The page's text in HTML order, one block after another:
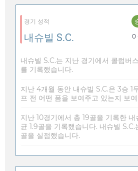
경기 성적
내슈빌 S.C. 0
내슈빌 S.C.는 지난 경기에서 콜럼버
를 기록했습니다.
지난 4개월 동안 내슈빌 S.C.은 3승 1
프 전 어떤 폼을 보여주고 있는지 보
지난 10경기에서 총 19골을 기록한 내
균 1.9골을 기록했습니다. 내슈빌
골을 실점했습니다.